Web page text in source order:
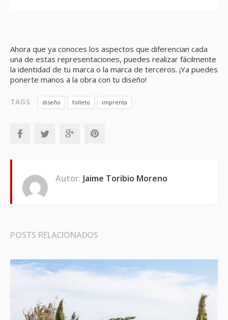
Ahora que ya conoces los aspectos que diferencian cada
una de estas representaciones, puedes realizar fácilmente
la identidad de tu marca o la marca de terceros. ¡Ya puedes
ponerte manos a la obra con tu diseño!
TAGS diseño folleto imprenta
Autor: Jaime Toribio Moreno
POSTS RELACIONADOS